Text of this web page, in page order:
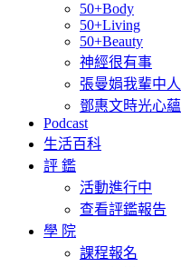
50+Body
50+Living
50+Beauty
神經很有事
張曼娟我輩中人
鄧惠文時光心蘊
Podcast
生活百科
評 鑑
活動進行中
查看評鑑報告
學 院
課程報名